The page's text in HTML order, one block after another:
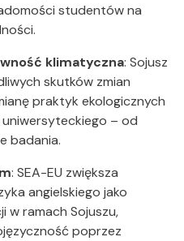
studentów na
klimatyczna: Sojusz
skutków zmian
praktyk ekologicznych
– od
badania.
: SEA-EU zwiększa
angielskiego jako
w ramach Sojuszu,
poprzez